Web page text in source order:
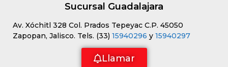
Sucursal Guadalajara
Av. Xóchitl 328 Col. Prados Tepeyac C.P. 45050
Zapopan, Jalisco. Tels. (33) 15940296 y 15940297
Llamar